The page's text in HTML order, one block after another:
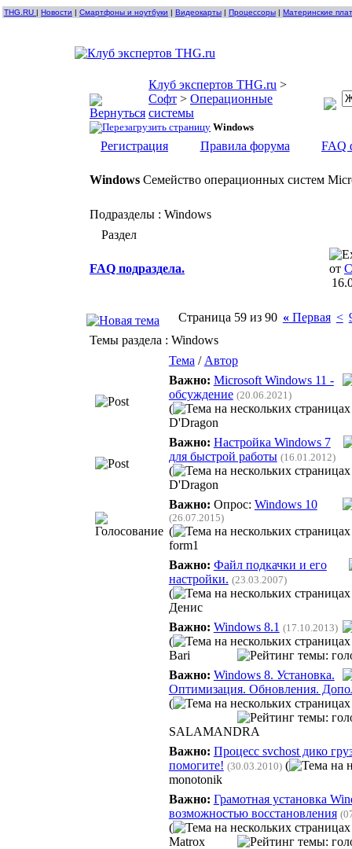
THG.RU | Новости | Смартфоны и ноутбуки | Видеокарты | Процессоры | Материнские
Клуб экспертов THG.ru >
Софт > Операционные
системы
Windows
Регистрация Правила форума FAQ
Windows Семейство операционных систем
Подразделы : Windows
Раздел
FAQ подраздела. от
Страница 59 из 90 «Первая <
Темы раздела : Windows
Тема / Автор
Важно: Microsoft Windows 11 -
обсуждение (20.06.2021)
(
D'Dragon
Важно: Настройка Windows 7
для быстрой работы (16.01.2012)
(
D'Dragon
Важно: Опрос: Windows 10
(26.07.2015)
(
form1
Важно: Файл подкачки и его
настройки. (23.03.2007)
(
Денис
Важно: Windows 8.1 (17.10.2013)
(
Bari
Важно: Windows 8. Установка.
Оптимизация. Обновления.
(
SALAMANDRA
Важно: Процесс svchost дико
помогите! (30.03.2010) (
monotonik
Важно: Грамотная установка
возможностью восстановления
(
Matrox